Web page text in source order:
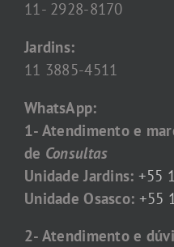
11- 2928-8170
Jardins:
11 3885-4511
WhatsApp:
1- Atendimento e
de Consultas
Unidade Jardins: +55
Unidade Osasco: +55
2- Atendimento e